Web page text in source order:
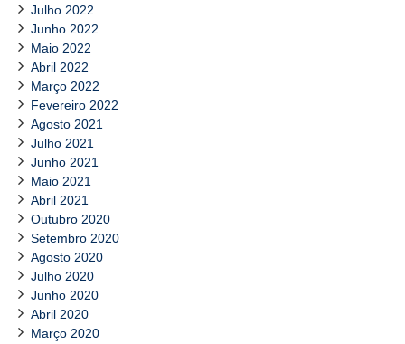
Julho 2022
Junho 2022
Maio 2022
Abril 2022
Março 2022
Fevereiro 2022
Agosto 2021
Julho 2021
Junho 2021
Maio 2021
Abril 2021
Outubro 2020
Setembro 2020
Agosto 2020
Julho 2020
Junho 2020
Abril 2020
Março 2020